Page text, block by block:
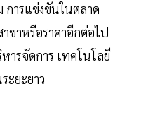
การแข่งขันในตลาด
ขาหรือราคาอีกต่อไป
รจัดการ เทคโนโลยี
ยะยาว